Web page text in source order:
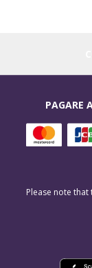
PAGARE
Please note